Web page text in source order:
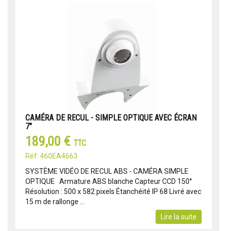
CAMÉRA DE RECUL - SIMPLE OPTIQUE AVEC ÉCRAN
7"
189,00 € TTC
Réf: 460EA4663
SYSTÈME VIDÉO DE RECUL ABS - CAMÉRA SIMPLE
OPTIQUE Armature ABS blanche Capteur CCD 150°
Résolution : 500 x 582 pixels Étanchéité IP 68 Livré avec
15 m de rallonge ...
Lire la suite